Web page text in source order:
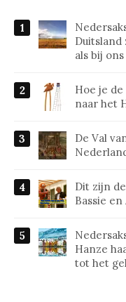
Duitsland
als bij ons
Hoe je
naar het
De Val
Dit zijn
Bassie
Hanze
tot het